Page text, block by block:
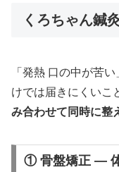
くろちゃん鍼
「発熱 口の中が苦
けでは届きにくいこ
み合わせて同時に整
① 骨盤矯正 —